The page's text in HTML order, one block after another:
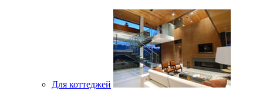
Для коттеджей